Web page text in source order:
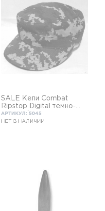
SALE Кепи Combat
Ripstop Digital темно-
зеленый
АРТИКУЛ: 5045
НЕТ В НАЛИЧИИ